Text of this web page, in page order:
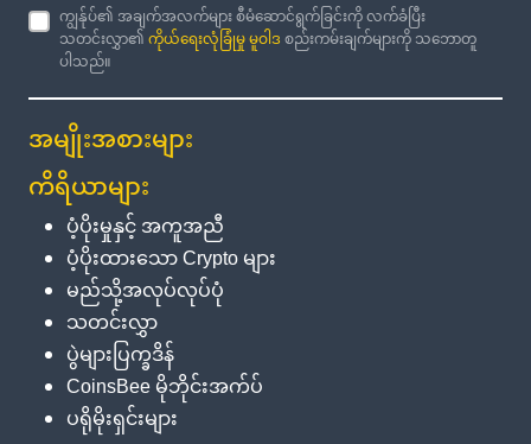
ကျွန်ုပ်၏ အချက်အလက်များ စီမံဆောင်ရွက်ခြင်းကို လက်ခံပြီး
သတင်းလွှာ၏ကိုယ်ရေးလုံခြုံမှု မူဝါဒစည်းကမ်းချက်များကို သဘောတူ
ပါသည်။
အမျိုးအစားများ
ကိရိယာများ
ပံ့ပိုးမှုနှင့် အကူအညီ
ပံ့ပိုးထားသော Crypto များ
မည်သို့အလုပ်လုပ်ပုံ
သတင်းလွှာ
ပွဲများပြက္ခဒိန်
CoinsBee မိုဘိုင်းအက်ပ်
ပရိုမိုးရှင်းများ